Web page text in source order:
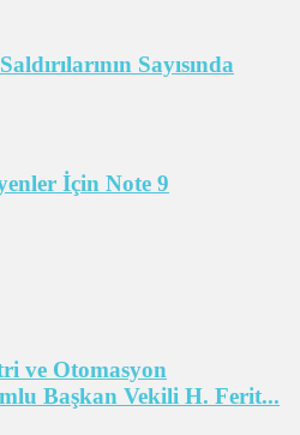
Sayısında
İçin Note 9
ve Otomasyon
Başkan Vekili H. Ferit...